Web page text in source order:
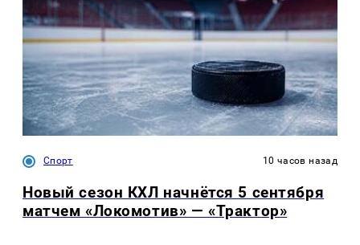
Спорт 10 часов назад
Новый сезон КХЛ начнётся 5 сентября
матчем «Локомотив» — «Трактор»